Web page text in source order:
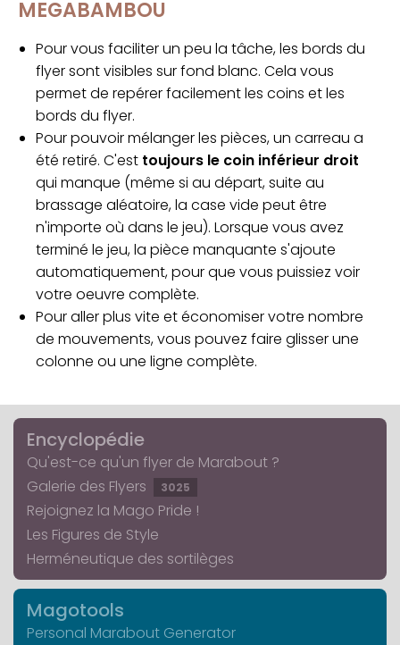
MEGABAMBOU
Pour vous faciliter un peu la tâche, les bords du
flyer sont visibles sur fond blanc. Cela vous
permet de repérer facilement les coins et les
bords du flyer.
Pour pouvoir mélanger les pièces, un carreau a
été retiré. C'est toujours le coin inférieur droit
qui manque (même si au départ, suite au
brassage aléatoire, la case vide peut être
n'importe où dans le jeu). Lorsque vous avez
terminé le jeu, la pièce manquante s'ajoute
automatiquement, pour que vous puissiez voir
votre oeuvre complète.
Pour aller plus vite et économiser votre nombre
de mouvements, vous pouvez faire glisser une
colonne ou une ligne complète.
Encyclopédie
Qu'est-ce qu'un flyer de Marabout ?
Galerie des Flyers
3025
Rejoignez la Mago Pride !
Les Figures de Style
Herméneutique des sortilèges
Magotools
Personal Marabout Generator